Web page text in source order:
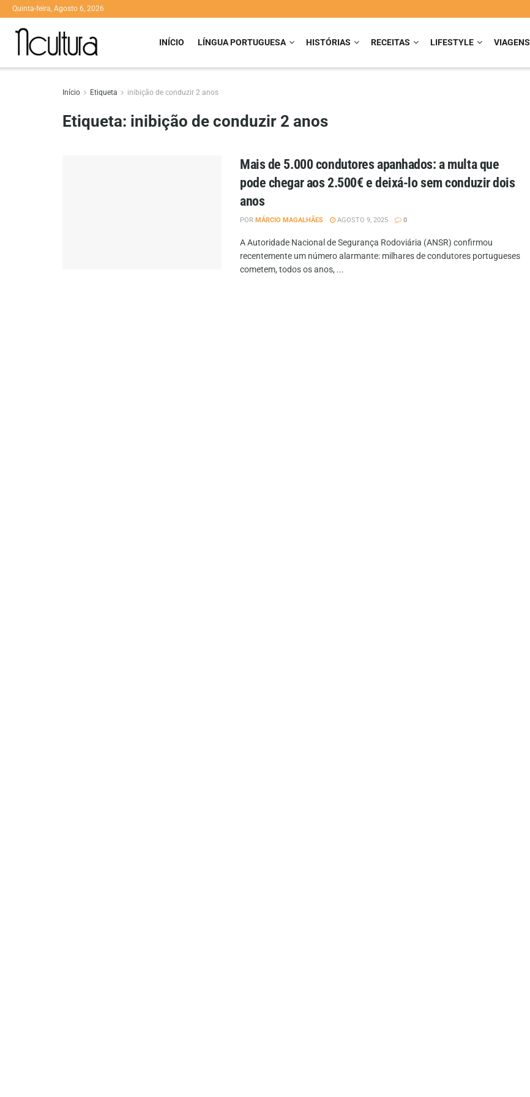
Quinta-feira, Agosto 6, 2026
INÍCIO LÍNGUA PORTUGUESA HISTÓRIAS RECEITAS LIFESTYLE VIAGENS
Início Etiqueta inibição de conduzir 2 anos
Etiqueta: inibição de conduzir 2 anos
Mais de 5.000 condutores apanhados: a multa que
pode chegar aos 2.500€ e deixá-lo sem conduzir dois
anos
POR MÁRCIO MAGALHÃES AGOSTO 9, 2025 0
A Autoridade Nacional de Segurança Rodoviária (ANSR) confirmou
recentemente um número alarmante: milhares de condutores portugueses
cometem, todos os anos, ...